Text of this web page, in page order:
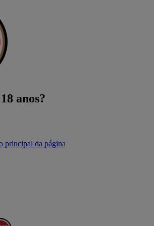
anos?
principal da página